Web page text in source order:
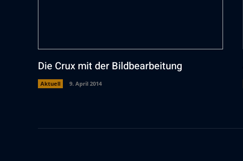
Die Crux mit der Bildbearbeitung
Aktuell 9. April 2014